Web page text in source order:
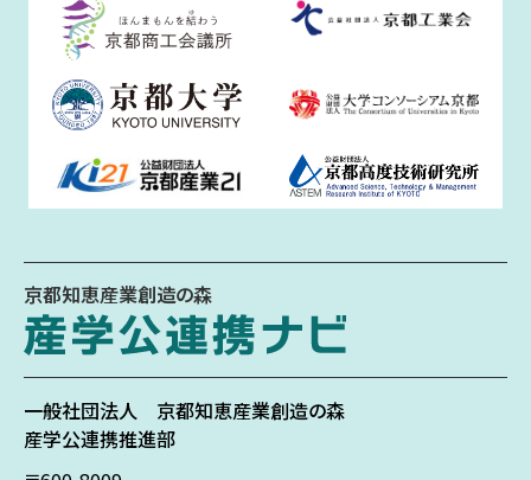
京都知恵産業創造の森
一般社団法人 京都知恵産業創造の森
産学公連携推進部